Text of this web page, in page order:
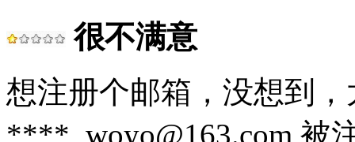
很不满意
想注册个邮箱，没想到
****_woyo@163.com